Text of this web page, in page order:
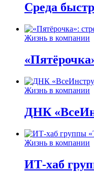
Среда
Жизнь в компании
Жизнь в компании
ДНК
Жизнь в компании
ИТ-хаб